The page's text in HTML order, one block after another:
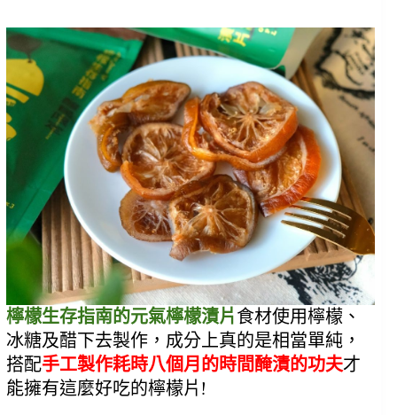
檸檬生存指南的元氣檸檬漬片食材使用檸檬、
冰糖及醋下去製作，成分上真的是相當單純，
搭配手工製作耗時八個月的時間醃漬的功夫才
能擁有這麼好吃的檸檬片!